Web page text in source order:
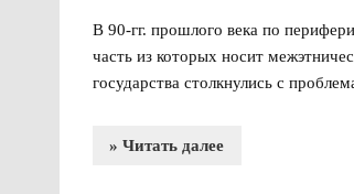
В 90-гг. прошлого века по
часть из которых носит
государства столкнулись с
» Читать далее